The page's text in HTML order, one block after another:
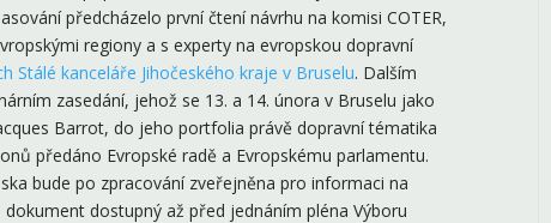
předcházelo první čtení návrhu na komisi COTER,
regiony a s experty na evropskou dopravní
Stálé kanceláře Jihočeského kraje v Bruselu. Dalším
zasedání, jehož se 13. a 14. února v Bruselu jako
Barrot, do jeho portfolia právě dopravní tématika
předáno Evropské radě a Evropskému parlamentu.
bude po zpracování zveřejněna pro informaci na
dokument dostupný až před jednáním pléna Výboru